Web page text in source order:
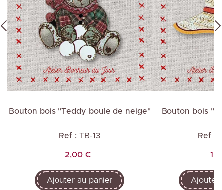
Bouton bois "Teddy boule de neige"
Ref : TB-13
Prix
2,00 €
Ajouter au panier
Bouton bois
Ref :
Ajouter